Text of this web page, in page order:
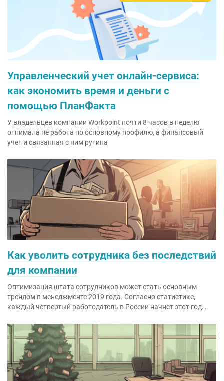
Управленческий учет онлайн-сервиса:
как экономить время и деньги с
помощью ПланФакта
У владельцев компании Workpoint почти 8 часов в неделю
отнимала не работа по основному профилю, а финансовый
учет и связанная с ним рутина
Как уволить сотрудника без последствий
для компании
Оптимизация штата сотрудников может стать основным
трендом в менеджменте 2019 года. Согласно статистике,
каждый четвертый работодатель в России начнет этот год…